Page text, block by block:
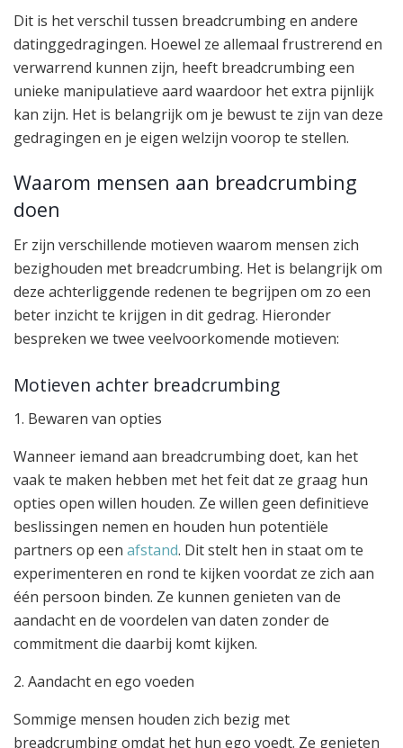
Dit is het verschil tussen breadcrumbing en andere
datinggedragingen. Hoewel ze allemaal frustrerend en
verwarrend kunnen zijn, heeft breadcrumbing een
unieke manipulatieve aard waardoor het extra pijnlijk
kan zijn. Het is belangrijk om je bewust te zijn van deze
gedragingen en je eigen welzijn voorop te stellen.
Waarom mensen aan breadcrumbing
doen
Er zijn verschillende motieven waarom mensen zich
bezighouden met breadcrumbing. Het is belangrijk om
deze achterliggende redenen te begrijpen om zo een
beter inzicht te krijgen in dit gedrag. Hieronder
bespreken we twee veelvoorkomende motieven:
Motieven achter breadcrumbing
1. Bewaren van opties
Wanneer iemand aan breadcrumbing doet, kan het
vaak te maken hebben met het feit dat ze graag hun
opties open willen houden. Ze willen geen definitieve
beslissingen nemen en houden hun potentiële
partners op een afstand. Dit stelt hen in staat om te
experimenteren en rond te kijken voordat ze zich aan
één persoon binden. Ze kunnen genieten van de
aandacht en de voordelen van daten zonder de
commitment die daarbij komt kijken.
2. Aandacht en ego voeden
Sommige mensen houden zich bezig met
breadcrumbing omdat het hun ego voedt. Ze genieten